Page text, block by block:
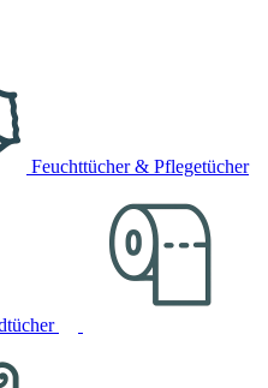
Feuchttücher & Pflegetücher